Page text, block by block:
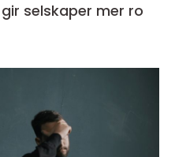
selskaper mer ro